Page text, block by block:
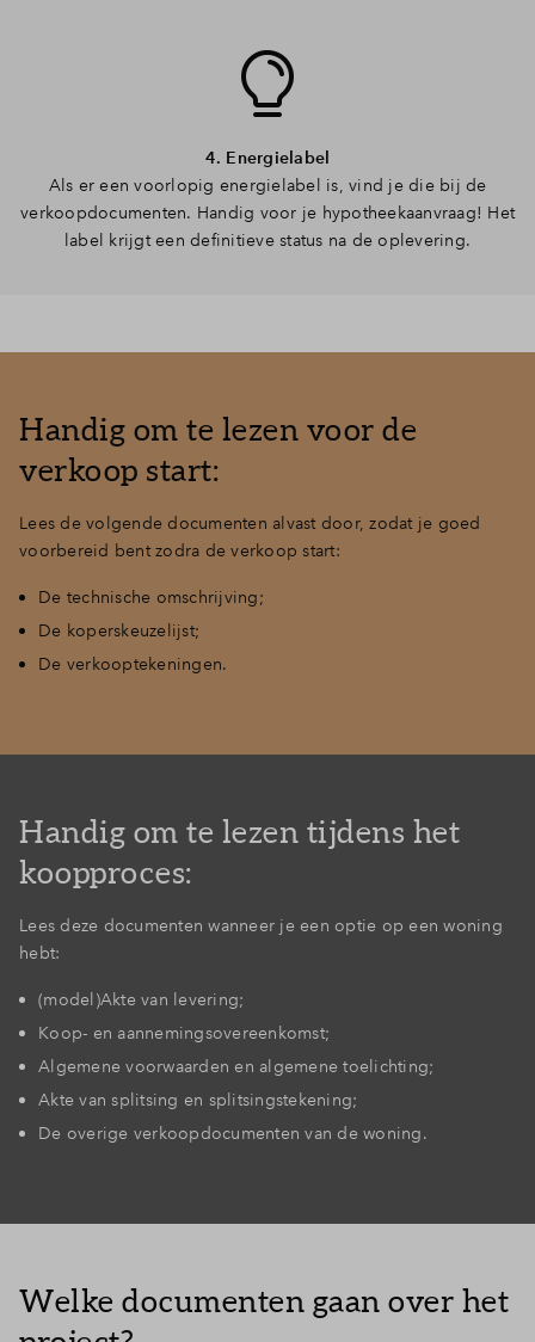
4. Energielabel
Als er een voorlopig energielabel is, vind je die bij de
verkoopdocumenten. Handig voor je hypotheekaanvraag! Het
label krijgt een definitieve status na de oplevering.
Handig om te lezen voor de
verkoop start:
Lees de volgende documenten alvast door, zodat je goed
voorbereid bent zodra de verkoop start:
De technische omschrijving;
De koperskeuzelijst;
De verkooptekeningen.
Handig om te lezen tijdens het
koopproces:
Lees deze documenten wanneer je een optie op een woning
hebt:
(model)Akte van levering;
Koop- en aannemingsovereenkomst;
Algemene voorwaarden en algemene toelichting;
Akte van splitsing en splitsingstekening;
De overige verkoopdocumenten van de woning.
Welke documenten gaan over het